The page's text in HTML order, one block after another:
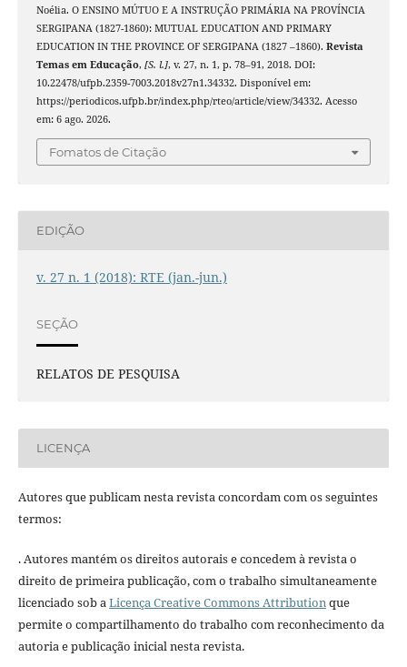
Noélia. O ENSINO MÚTUO E A INSTRUÇÃO PRIMÁRIA NA PROVÍNCIA
SERGIPANA (1827-1860): MUTUAL EDUCATION AND PRIMARY
EDUCATION IN THE PROVINCE OF SERGIPANA (1827 –1860). Revista
Temas em Educação, [S. l.], v. 27, n. 1, p. 78–91, 2018. DOI:
10.22478/ufpb.2359-7003.2018v27n1.34332. Disponível em:
https://periodicos.ufpb.br/index.php/rteo/article/view/34332. Acesso
em: 6 ago. 2026.
Fomatos de Citação
EDIÇÃO
v. 27 n. 1 (2018): RTE (jan.-jun.)
SEÇÃO
RELATOS DE PESQUISA
LICENÇA
Autores que publicam nesta revista concordam com os seguintes
termos:
. Autores mantém os direitos autorais e concedem à revista o
direito de primeira publicação, com o trabalho simultaneamente
licenciado sob aLicença Creative Commons Attributionque
permite o compartilhamento do trabalho com reconhecimento da
autoria e publicação inicial nesta revista.